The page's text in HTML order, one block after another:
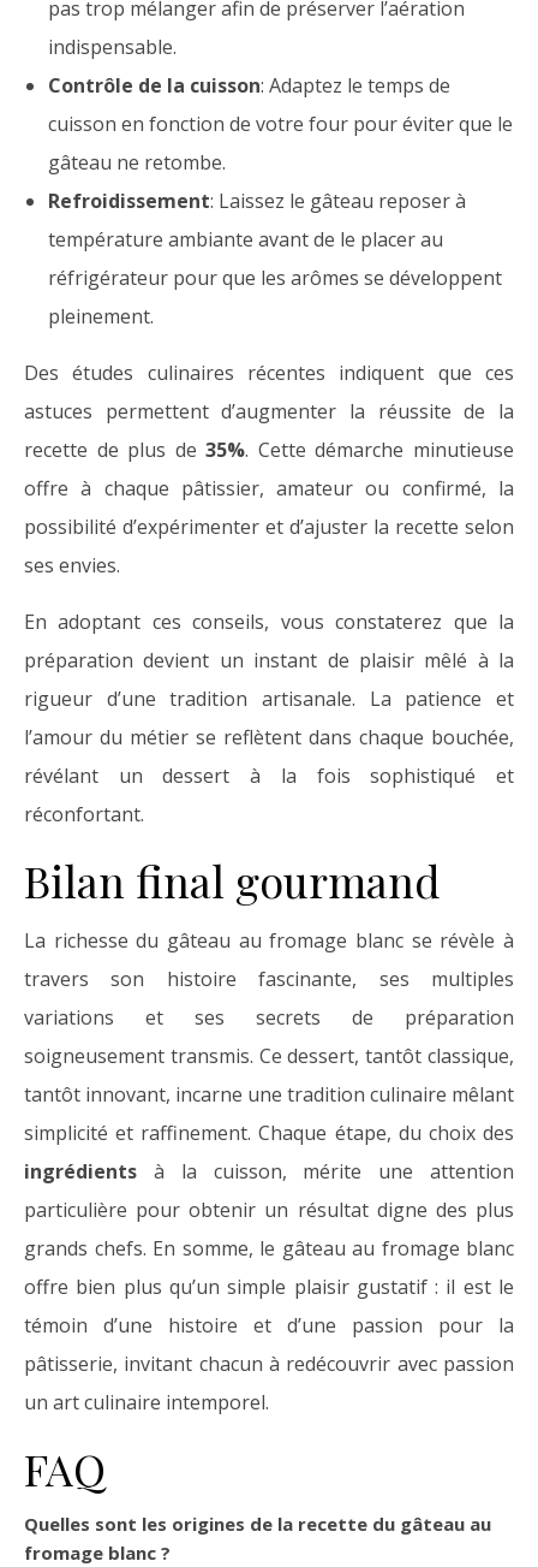
pas trop mélanger afin de préserver l’aération
indispensable.
Contrôle de la cuisson: Adaptez le temps de
cuisson en fonction de votre four pour éviter que le
gâteau ne retombe.
Refroidissement: Laissez le gâteau reposer à
température ambiante avant de le placer au
réfrigérateur pour que les arômes se développent
pleinement.
Des études culinaires récentes indiquent que ces
astuces permettent d’augmenter la réussite de la
recette de plus de35%. Cette démarche minutieuse
offre à chaque pâtissier, amateur ou confirmé, la
possibilité d’expérimenter et d’ajuster la recette selon
ses envies.
En adoptant ces conseils, vous constaterez que la
préparation devient un instant de plaisir mêlé à la
rigueur d’une tradition artisanale. La patience et
l’amour du métier se reflètent dans chaque bouchée,
révélant un dessert à la fois sophistiqué et
réconfortant.
Bilan final gourmand
La richesse du gâteau au fromage blanc se révèle à
travers son histoire fascinante, ses multiples
variations et ses secrets de préparation
soigneusement transmis. Ce dessert, tantôt classique,
tantôt innovant, incarne une tradition culinaire mêlant
simplicité et raffinement. Chaque étape, du choix des
ingrédients à la cuisson, mérite une attention
particulière pour obtenir un résultat digne des plus
grands chefs. En somme, le gâteau au fromage blanc
offre bien plus qu’un simple plaisir gustatif : il est le
témoin d’une histoire et d’une passion pour la
pâtisserie, invitant chacun à redécouvrir avec passion
un art culinaire intemporel.
FAQ
Quelles sont les origines de la recette du gâteau au
fromage blanc ?